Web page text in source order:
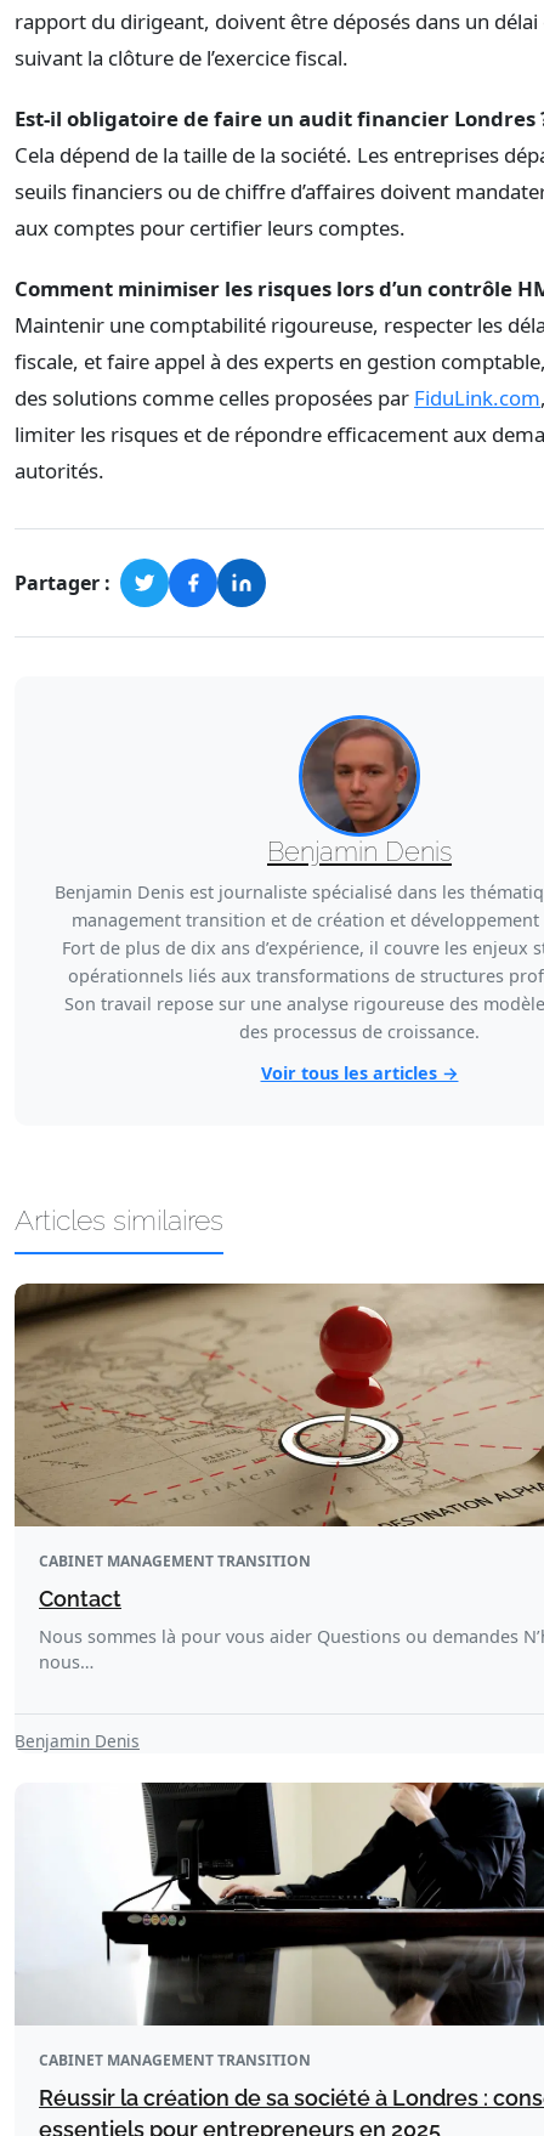
rapport du dirigeant, doivent être déposés dans un
suivant la clôture de l’exercice fiscal.
Est-il obligatoire de faire un audit financier Londres
Cela dépend de la taille de la société. Les entreprises
seuils financiers ou de chiffre d’affaires doivent
aux comptes pour certifier leurs comptes.
Comment minimiser les risques lors d’un contrôle
Maintenir une comptabilité rigoureuse, respecter les
fiscale, et faire appel à des experts en gestion
des solutions comme celles proposées par FiduLink.com
limiter les risques et de répondre efficacement aux
autorités.
Partager :
Benjamin Denis
Benjamin Denis est journaliste spécialisé dans les
management transition et de création et développement
Fort de plus de dix ans d’expérience, il couvre les enjeux
opérationnels liés aux transformations de structures
Son travail repose sur une analyse rigoureuse des
des processus de croissance.
Voir tous les articles →
Articles similaires
CABINET MANAGEMENT TRANSITION
Contact
Nous sommes là pour vous aider Questions ou demandes
nous…
Benjamin Denis
CABINET MANAGEMENT TRANSITION
Réussir la création de sa société à Londres :
essentiels pour entrepreneurs en 2025